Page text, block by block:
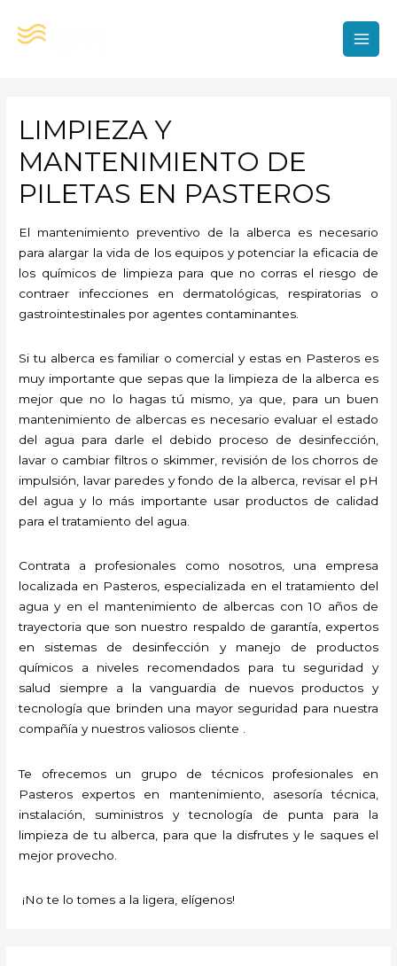
LIMPIEZA Y
MANTENIMIENTO DE
PILETAS EN PASTEROS
El mantenimiento preventivo de la alberca es necesario
para alargar la vida de los equipos y potenciar la eficacia de
los químicos de limpieza para que no corras el riesgo de
contraer infecciones en dermatológicas, respiratorias o
gastrointestinales por agentes contaminantes.
Si tu alberca es familiar o comercial y estas en Pasteros es
muy importante que sepas que la limpieza de la alberca es
mejor que no lo hagas tú mismo, ya que, para un buen
mantenimiento de albercas es necesario evaluar el estado
del agua para darle el debido proceso de desinfección,
lavar o cambiar filtros o skimmer, revisión de los chorros de
impulsión, lavar paredes y fondo de la alberca, revisar el pH
del agua y lo más importante usar productos de calidad
para el tratamiento del agua.
Contrata a profesionales como nosotros, una empresa
localizada en Pasteros, especializada en el tratamiento del
agua y en el mantenimiento de albercas con 10 años de
trayectoria que son nuestro respaldo de garantía, expertos
en sistemas de desinfección y manejo de productos
químicos a niveles recomendados para tu seguridad y
salud siempre a la vanguardia de nuevos productos y
tecnología que brinden una mayor seguridad para nuestra
compañía y nuestros valiosos cliente .
Te ofrecemos un grupo de técnicos profesionales en
Pasteros expertos en mantenimiento, asesoría técnica,
instalación, suministros y tecnología de punta para la
limpieza de tu alberca, para que la disfrutes y le saques el
mejor provecho.
¡No te lo tomes a la ligera, elígenos!